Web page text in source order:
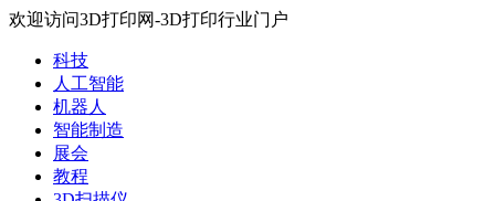
欢迎访问3D打印网-3D打印行业门户
科技
人工智能
机器人
智能制造
展会
教程